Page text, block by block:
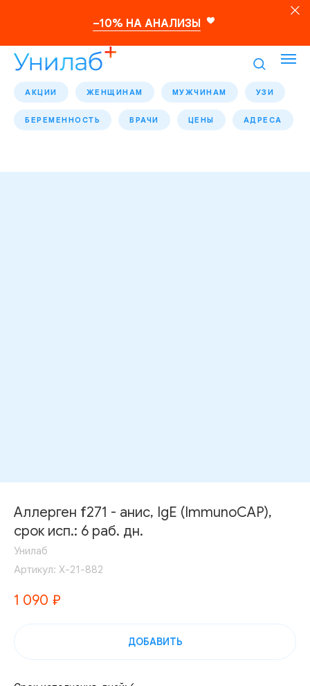
–10% НА АНАЛИЗЫ
АКЦИИ ЖЕНЩИНАМ МУЖЧИНАМ УЗИ
БЕРЕМЕННОСТЬ ВРАЧИ ЦЕНЫ АДРЕСА
Аллерген f271 - анис, IgE (ImmunoCAP),
срок исп.: 6 раб. дн.
Унилаб
Артикул: Х-21-882
1 090 ₽
ДОБАВИТЬ